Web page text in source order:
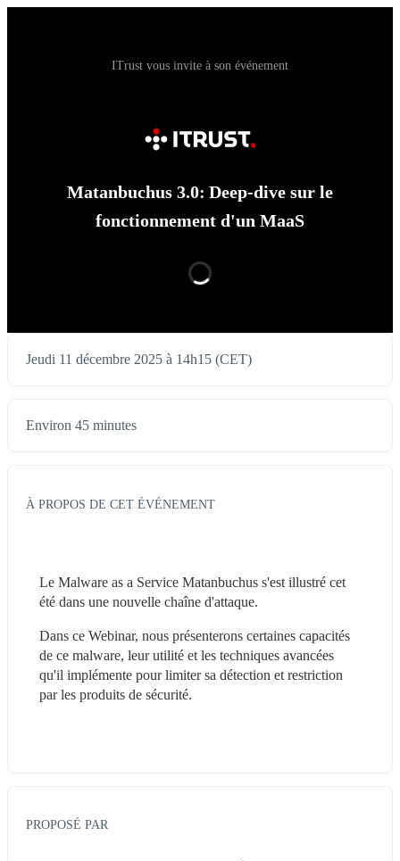
ITrust vous invite à son événement
Matanbuchus 3.0: Deep-dive sur le
fonctionnement d'un MaaS
Jeudi 11 décembre 2025 à 14h15 (CET)
Environ 45 minutes
À PROPOS DE CET ÉVÉNEMENT
Le Malware as a Service Matanbuchus s'est illustré cet
été dans une nouvelle chaîne d'attaque.
Dans ce Webinar, nous présenterons certaines capacités
de ce malware, leur utilité et les techniques avancées
qu'il implémente pour limiter sa détection et restriction
par les produits de sécurité.
PROPOSÉ PAR